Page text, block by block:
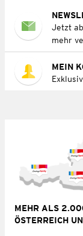
Jetzt
mehr
MEIN
MEHR ALS
ÖSTERREICH